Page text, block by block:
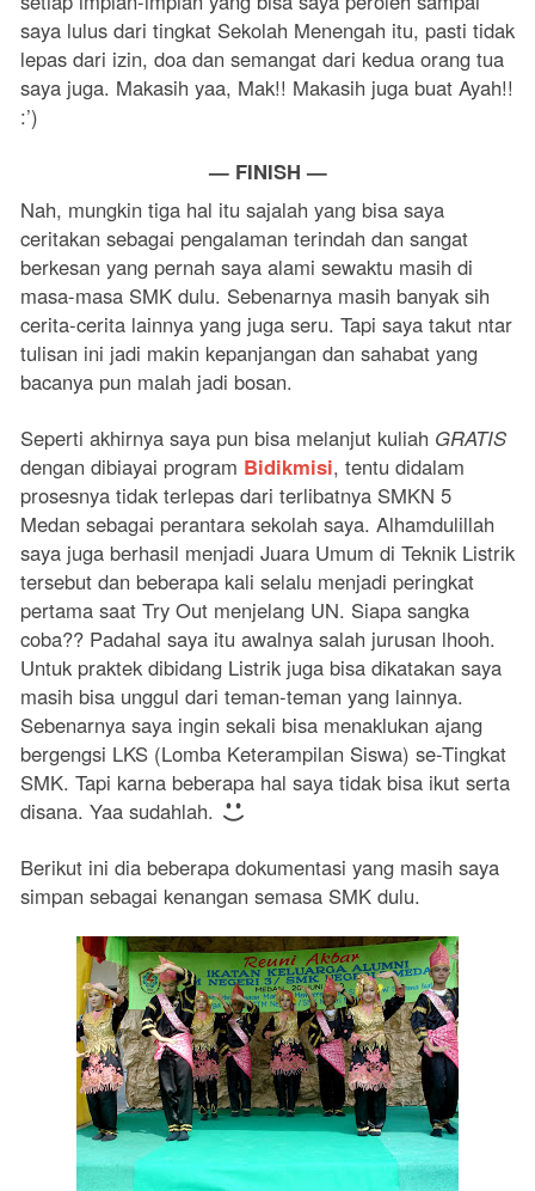
saya lulus dari tingkat Sekolah Menengah itu, pasti tidak
lepas dari izin, doa dan semangat dari kedua orang tua
saya juga. Makasih yaa, Mak!! Makasih juga buat Ayah!!
:’)
— FINISH —
Nah, mungkin tiga hal itu sajalah yang bisa saya
ceritakan sebagai pengalaman terindah dan sangat
berkesan yang pernah saya alami sewaktu masih di
masa-masa SMK dulu. Sebenarnya masih banyak sih
cerita-cerita lainnya yang juga seru. Tapi saya takut ntar
tulisan ini jadi makin kepanjangan dan sahabat yang
bacanya pun malah jadi bosan.
Seperti akhirnya saya pun bisa melanjut kuliah GRATIS
dengan dibiayai program Bidikmisi, tentu didalam
prosesnya tidak terlepas dari terlibatnya SMKN 5
Medan sebagai perantara sekolah saya. Alhamdulillah
saya juga berhasil menjadi Juara Umum di Teknik Listrik
tersebut dan beberapa kali selalu menjadi peringkat
pertama saat Try Out menjelang UN. Siapa sangka
coba?? Padahal saya itu awalnya salah jurusan lhooh.
Untuk praktek dibidang Listrik juga bisa dikatakan saya
masih bisa unggul dari teman-teman yang lainnya.
Sebenarnya saya ingin sekali bisa menaklukan ajang
bergengsi LKS (Lomba Keterampilan Siswa) se-Tingkat
SMK. Tapi karna beberapa hal saya tidak bisa ikut serta
disana. Yaa sudahlah.
Berikut ini dia beberapa dokumentasi yang masih saya
simpan sebagai kenangan semasa SMK dulu.